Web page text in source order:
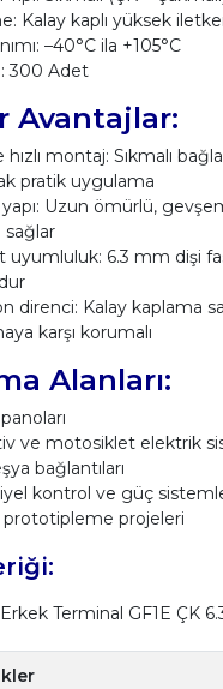
Kalay kaplı yüksek
–40°C ila +105°C
300 Adet
Avantajlar:
hızlı montaj: Sıkmalı
pratik uygulama
Uzun ömürlü,
sağlar
uyumluluk: 6.3 mm dişi
direnci: Kalay kaplama
karşı korumalı
Alanları:
ve motosiklet elektrik
bağlantıları
kontrol ve güç
prototipleme projeleri
Terminal GF1E ÇK